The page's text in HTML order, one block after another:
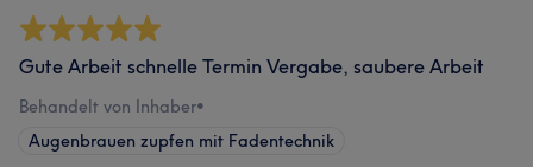
Gute Arbeit schnelle Termin Vergabe, saubere Arbeit
Behandelt von Inhaber•
Augenbrauen zupfen mit Fadentechnik